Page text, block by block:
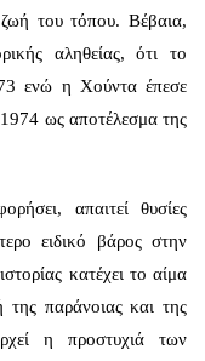
του τόπου. Βέβαια,
αληθείας, ότι το
ενώ η Χούντα έπεσε
ως αποτέλεσμα της
απαιτεί θυσίες
ειδικό βάρος στην
κατέχει το αίμα
παράνοιας και της
η προστυχιά των